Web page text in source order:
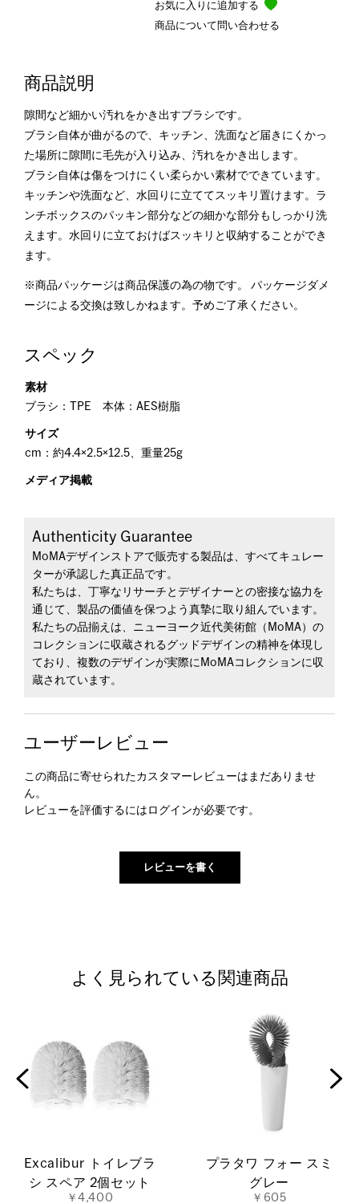
お気に入りに追加する
商品について問い合わせる
商品説明
隙間など細かい汚れをかき出すブラシです。
ブラシ自体が曲がるので、キッチン、洗面など届きにくかっ
た場所に隙間に毛先が入り込み、汚れをかき出します。
ブラシ自体は傷をつけにくい柔らかい素材でできています。
キッチンや洗面など、水回りに立ててスッキリ置けます。ラ
ンチボックスのパッキン部分などの細かな部分もしっかり洗
えます。水回りに立ておけばスッキリと収納することができ
ます。
※商品パッケージは商品保護の為の物です。 パッケージダメ
ージによる交換は致しかねます。予めご了承ください。
スペック
素材
ブラシ：TPE 本体：AES樹脂
サイズ
cm：約4.4×2.5×12.5、重量25g
メディア掲載
Authenticity Guarantee
MoMAデザインストアで販売する製品は、すべてキュレー
ターが承認した真正品です。
私たちは、丁寧なリサーチとデザイナーとの密接な協力を
通じて、製品の価値を保つよう真摯に取り組んでいます。
私たちの品揃えは、ニューヨーク近代美術館（MoMA）の
コレクションに収蔵されるグッドデザインの精神を体現し
ており、複数のデザインが実際にMoMAコレクションに収
蔵されています。
ユーザーレビュー
この商品に寄せられたカスタマーレビューはまだありませ
ん。
レビューを評価するには ログインが必要です。
よく見られている関連商品
Excalibur トイレブラ
シ スペア 2個セット
￥4,400
プラタワ フォー スミ
グレー
￥605